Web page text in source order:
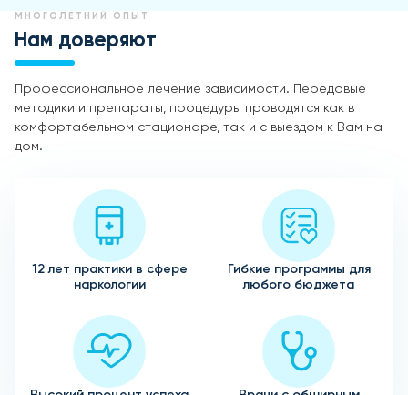
МНОГОЛЕТНИЙ ОПЫТ
Нам доверяют
Профессиональное лечение зависимости. Передовые
методики и препараты, процедуры проводятся как в
комфортабельном стационаре, так и с выездом к Вам на
дом.
12 лет практики в сфере
наркологии
Гибкие программы для
любого бюджета